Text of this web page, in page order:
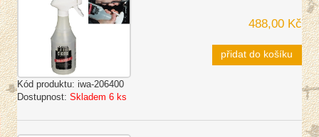
Kód produktu: iwa-206400
Dostupnost: Skladem 6 ks
488,00 Kč
přidat do košíku